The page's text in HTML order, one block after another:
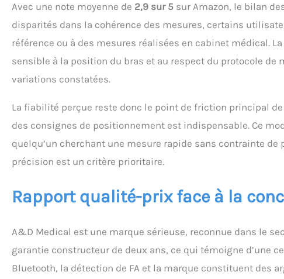
Avec une note moyenne de 2,9 sur 5 sur Amazon, le bilan
disparités dans la cohérence des mesures, certains
référence ou à des mesures réalisées en cabinet médical.
sensible à la position du bras et au respect du protocole de
variations constatées.
La fiabilité perçue reste donc le point de friction principal
des consignes de positionnement est indispensable. Ce
quelqu’un cherchant une mesure rapide sans contrainte
précision est un critère prioritaire.
Rapport qualité-prix face à la
A&D Medical est une marque sérieuse, reconnue dans le
garantie constructeur de deux ans, ce qui témoigne d’une
Bluetooth, la détection de FA et la marque constituent des